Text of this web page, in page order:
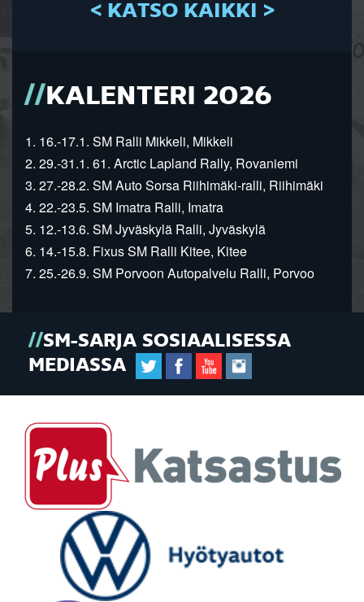
< KATSO KAIKKI >
KALENTERI 2026
1. 16.-17.1. SM Ralli Mikkeli, Mikkeli
2. 29.-31.1. 61. Arctic Lapland Rally, Rovaniemi
3. 27.-28.2. SM Auto Sorsa Riihimäki-ralli, Riihimäki
4. 22.-23.5. SM Imatra Ralli, Imatra
5. 12.-13.6. SM Jyväskylä Ralli, Jyväskylä
6. 14.-15.8. Fixus SM Ralli Kitee, Kitee
7. 25.-26.9. SM Porvoon Autopalvelu Ralli, Porvoo
SM-SARJA SOSIAALISESSA
MEDIASSA